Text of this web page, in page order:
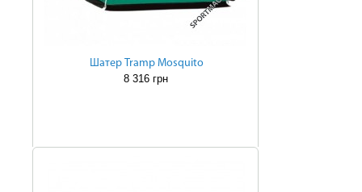
Шатер Tramp Mosquito
8 316 грн